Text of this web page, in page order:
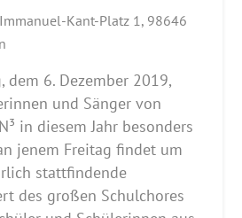
Kant-Platz 1, 98646
dem 6. Dezember 2019,
und Sänger von
in diesem Jahr besonders
jenem Freitag findet um
stattfindende
des großen Schulchores